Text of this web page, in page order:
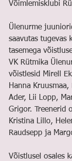
Võimlemisklubi
Ülenurme
saavutas tugevas
tasemega
VK Rütmika
võistlesid Mirell
Hanna
Ader, Lii Lopp,
Grigor. Treenerid
Kristina Lillo,
Raudsepp ja
Võistlusel osales